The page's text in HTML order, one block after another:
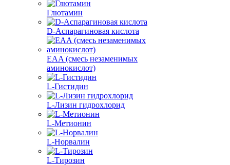
Глютамин
D-Аспарагиновая кислота
EAA (смесь незаменимых
аминокислот)
L-Гистидин
L-Лизин гидрохлорид
L-Метионин
L-Норвалин
L-Тирозин